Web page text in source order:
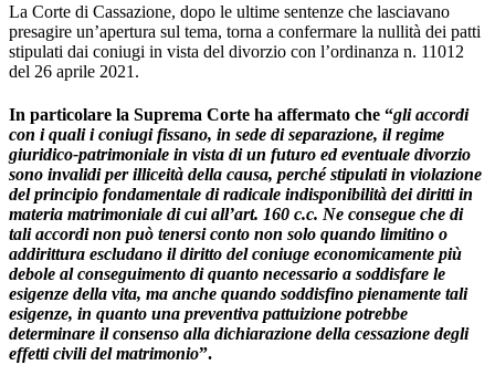
La Corte di Cassazione, dopo le ultime sentenze che lasciavano
presagire un’apertura sul tema, torna a confermare la nullità dei patti
stipulati dai coniugi in vista del divorzio con l’ordinanza n. 11012
del 26 aprile 2021.
In particolare la Suprema Corte ha affermato che “gli accordi
con i quali i coniugi fissano, in sede di separazione, il regime
giuridico-patrimoniale in vista di un futuro ed eventuale divorzio
sono invalidi per illiceità della causa, perché stipulati in violazione
del principio fondamentale di radicale indisponibilità dei diritti in
materia matrimoniale di cui all’art. 160 c.c. Ne consegue che di
tali accordi non può tenersi conto non solo quando limitino o
addirittura escludano il diritto del coniuge economicamente più
debole al conseguimento di quanto necessario a soddisfare le
esigenze della vita, ma anche quando soddisfino pienamente tali
esigenze, in quanto una preventiva pattuizione potrebbe
determinare il consenso alla dichiarazione della cessazione degli
effetti civili del matrimonio”.